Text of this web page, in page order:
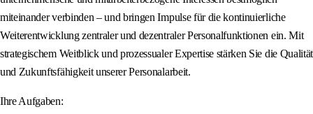
miteinander verbinden – und bringen Impulse für die kontinuierliche
Weiterentwicklung zentraler und dezentraler Personalfunktionen ein. Mit
strategischem Weitblick und prozessualer Expertise stärken Sie die Qualität
und Zukunftsfähigkeit unserer Personalarbeit.
Ihre Aufgaben: